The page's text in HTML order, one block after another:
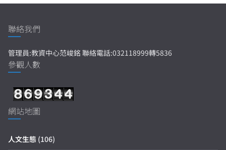
聯絡我們
管理員:教資中心范峻銘 聯絡電話:032118999轉5836
參觀人數
網站地圖
人文生態 (106)